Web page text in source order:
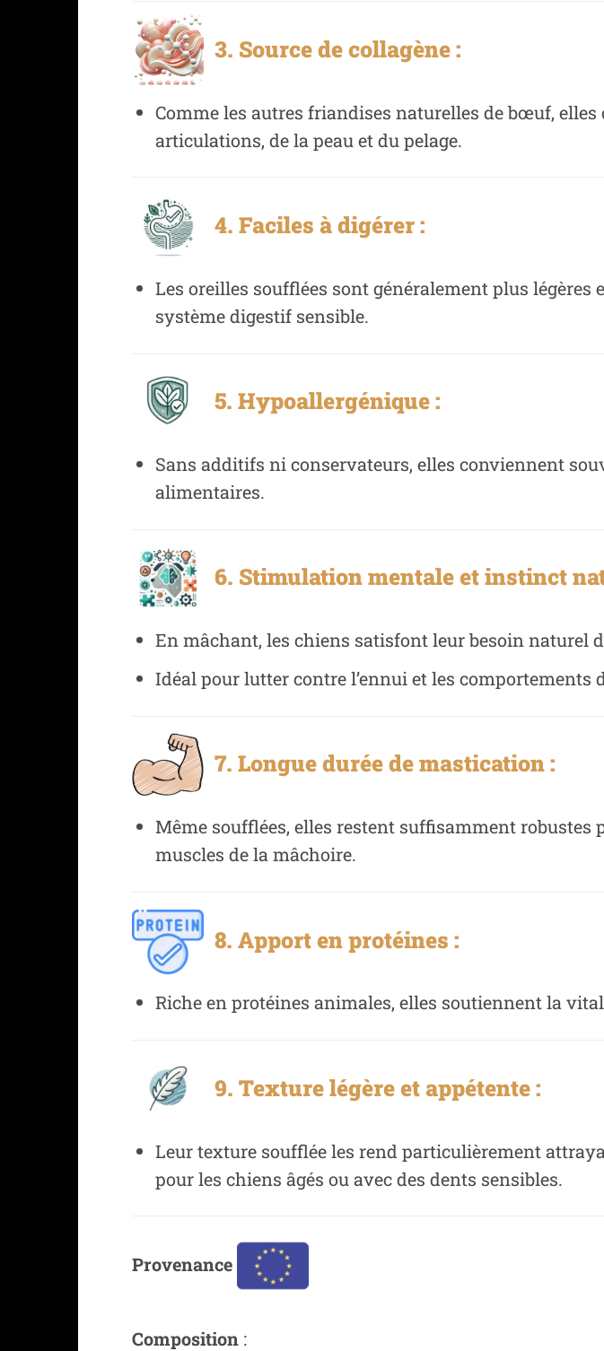
3. Source de collagène :
Comme les autres friandises naturelles de bœuf,
articulations, de la peau et du pelage.
4. Faciles à digérer :
Les oreilles soufflées sont généralement plus
système digestif sensible.
5. Hypoallergénique :
Sans additifs ni conservateurs, elles conviennent
alimentaires.
6. Stimulation mentale et instinct
En mâchant, les chiens satisfont leur besoin
Idéal pour lutter contre l’ennui et les comportements
7. Longue durée de mastication :
Même soufflées, elles restent suffisamment
muscles de la mâchoire.
8. Apport en protéines :
Riche en protéines animales, elles soutiennent la
9. Texture légère et appétente :
Leur texture soufflée les rend particulièrement
pour les chiens âgés ou avec des dents sensibles.
Provenance
Composition :